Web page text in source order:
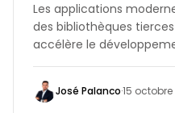
Les applications
des bibliothèques
accélère le
également le risque
dépendance peut
des failles de sécurité
José Palanco·15 octobre